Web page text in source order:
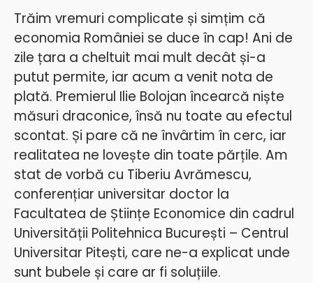
Trăim vremuri complicate și simțim că
economia României se duce în cap! Ani de
zile țara a cheltuit mai mult decât și-a
putut permite, iar acum a venit nota de
plată. Premierul Ilie Bolojan încearcă niște
măsuri draconice, însă nu toate au efectul
scontat. Și pare că ne învârtim în cerc, iar
realitatea ne lovește din toate părțile. Am
stat de vorbă cu Tiberiu Avrămescu,
conferențiar universitar doctor la
Facultatea de Științe Economice din cadrul
Universității Politehnica București – Centrul
Universitar Pitești, care ne-a explicat unde
sunt bubele și care ar fi soluțiile.